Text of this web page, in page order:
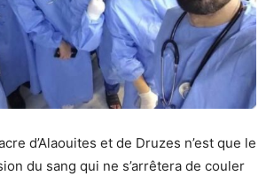
d’Alaouites et de Druzes n’est que le
du sang qui ne s’arrêtera de couler